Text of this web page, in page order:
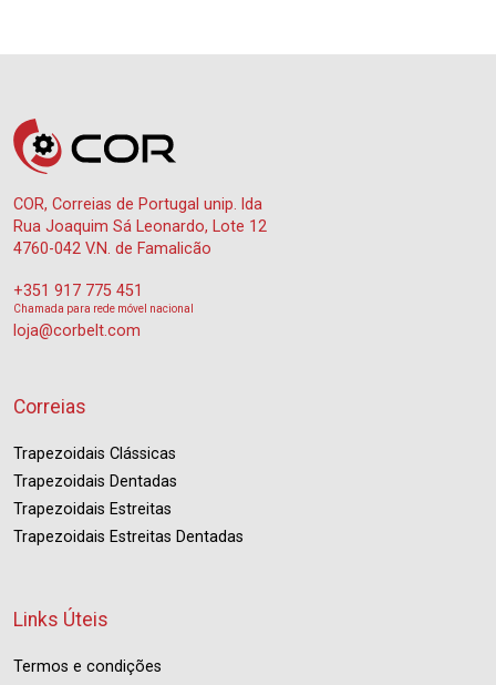
COR, Correias de Portugal unip. lda
Rua Joaquim Sá Leonardo, Lote 12
4760-042 V.N. de Famalicão
+351 917 775 451
Chamada para rede móvel nacional
loja@corbelt.com
Correias
Trapezoidais Clássicas
Trapezoidais Dentadas
Trapezoidais Estreitas
Trapezoidais Estreitas Dentadas
Links Úteis
Termos e condições